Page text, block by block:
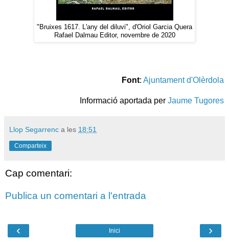
"Bruixes 1617. L'any del diluvi", d'Oriol Garcia Quera
Rafael Dalmau Editor, novembre de 2020
Font: Ajuntament d'Olèrdola
Informació aportada per Jaume Tugores
Llop Segarrenc a les 18:51
Comparteix
Cap comentari:
Publica un comentari a l'entrada
‹ ›
Inici